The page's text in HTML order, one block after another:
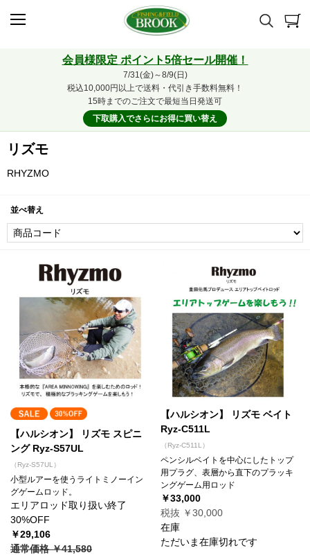
会員様限定 ポイント5倍セール開催！
7/31(金)～8/9(日)
税込10,000円以上で送料・代引き手数料無料！
15時までのご注文で最短当日発送可
下取購入でさらにお得に買い替え
リズモ
RHYZMO
並べ替え
【ハルシオン】 リズモ スピニ
ング Ryz-S57UL
（Ryz-S57UL）
小型ルアーを使うライトミノーイン
グゲームロッド。
エリアロッド取り扱い終了
30%OFF
￥29,106
通常価格 ￥41,580
【ハルシオン】 リズモ ベイト
Ryz-C511L
（Ryz-C511L）
ペンシルベイトを中心にしたトップ
用プラグ、表層から直下のプラッキ
ングゲーム用ロッド
￥33,000
税抜 ￥30,000
在庫
ただいま在庫切れです